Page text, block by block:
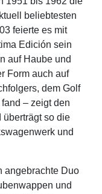
beliebtesten
feierte es mit
Edición sein
auf Haube und
Form auch auf
dem Golf
– zeigt den
überträgt so die
und
angebrachte Duo
und